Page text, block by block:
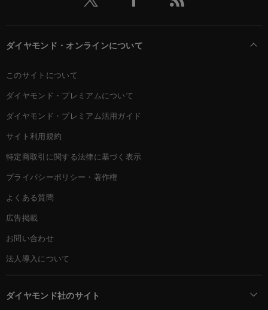
ダイヤモンド・オンラインについて
このサイトについて
ダイヤモンド・プレミアムについて
ダイヤモンド・プレミアム活用ガイド
サイト利用規約
特定商取引に関する法律に基づく表示
プライバシーポリシー・著作権
よくある質問
広告掲載
お問い合わせ
法人導入について
ダイヤモンド社のサイト